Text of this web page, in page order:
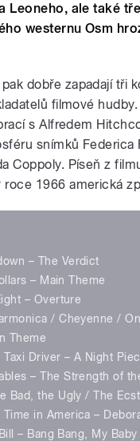
Leoneho, ale také
westernu Osm
dobře zapadají tři
filmové
s Alfredem
snímků Federica
Coppoly. Píseň z
roce 1966 americká
– The Verdict
– Main Theme
– Overture
/ Cheyenne /
Theme
Taxi Driver – A Night
– The Strength of
Bad, the Ugly / The
Time in America –
– Bang Bang, My